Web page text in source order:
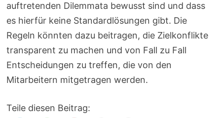
auftretenden Dilemmata bewusst sind und dass
es hierfür keine Standardlösungen gibt. Die
Regeln könnten dazu beitragen, die Zielkonflikte
transparent zu machen und von Fall zu Fall
Entscheidungen zu treffen, die von den
Mitarbeitern mitgetragen werden.
Teile diesen Beitrag: